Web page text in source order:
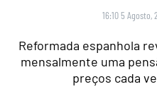
16:10 5 Agosto,
Reformada espanhola
mensalmente uma
preços cada